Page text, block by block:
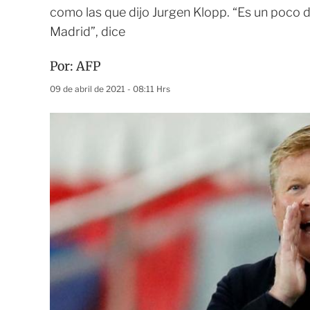
como las que dijo Jurgen Klopp. “Es un
Madrid”, dice
Por:AFP
09 de abril de 2021 - 08:11 Hrs